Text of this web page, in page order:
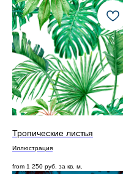
Тропические листья
Иллюстрация
from 1 250 руб. за кв. м.